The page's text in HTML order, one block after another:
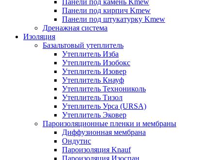
Панели под камень Kmew
Панели под кирпич Kmew
Панели под штукатурку Kmew
Дренажная система
Изоляция
Базальтовый утеплитель
Утеплитель Изба
Утеплитель Изобокс
Утеплитель Изовер
Утеплитель Кнауф
Утеплитель Технониколь
Утеплитель Тизол
Утеплитель Урса (URSA)
Утеплитель Эковер
Пароизоляционные пленки и мембраны
Диффузионная мембрана
Ондутис
Пароизоляция Knauf
Пароизоляция Изоспан